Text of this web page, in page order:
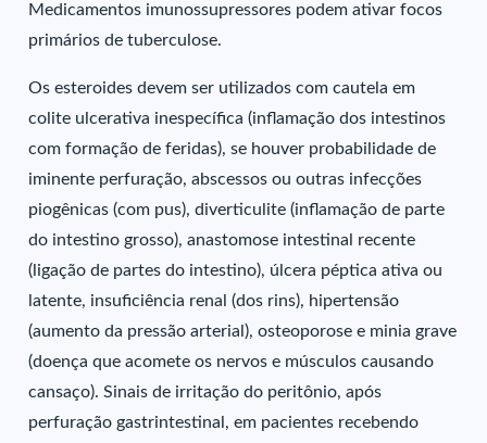
Medicamentos imunossupressores podem ativar focos
primários de tuberculose.
Os esteroides devem ser utilizados com cautela em
colite ulcerativa inespecífica (inflamação dos intestinos
com formação de feridas), se houver probabilidade de
iminente perfuração, abscessos ou outras infecções
piogênicas (com pus), diverticulite (inflamação de parte
do intestino grosso), anastomose intestinal recente
(ligação de partes do intestino), úlcera péptica ativa ou
latente, insuficiência renal (dos rins), hipertensão
(aumento da pressão arterial), osteoporose e minia grave
(doença que acomete os nervos e músculos causando
cansaço). Sinais de irritação do peritônio, após
perfuração gastrintestinal, em pacientes recebendo